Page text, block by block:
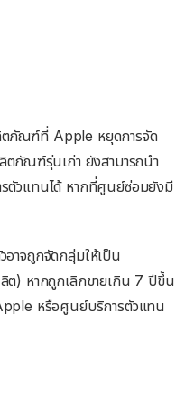
ภัณฑ์ที่ Apple หยุดการจัด
ตภัณฑ์รุ่นเก่า ยังสามารถนำ
ตัวแทนได้ หากที่ศูนย์ซ่อมยังมี
าจถูกจัดกลุ่มให้เป็น
) หากถูกเลิกขายเกิน 7 ปีขึ้น
หรือศูนย์บริการตัวแทน